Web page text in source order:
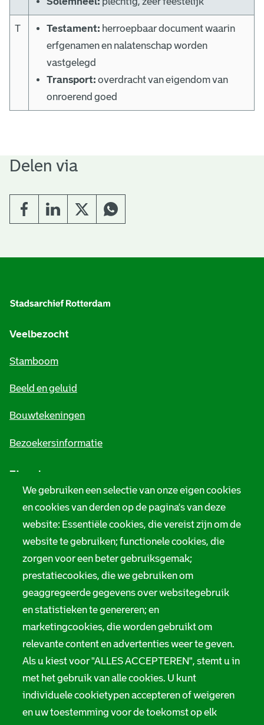
We gebruiken een selectie van onze eigen cookies
en cookies van derden op de pagina's van deze
website: Essentiële cookies, die vereist zijn om de
website te gebruiken; functionele cookies, die
zorgen voor een beter gebruiksgemak;
prestatiecookies, die we gebruiken om
geaggregeerde gegevens over websitegebruik
en statistieken te genereren; en
marketingcookies, die worden gebruikt om
relevante content en advertenties weer te geven.
Als u kiest voor "ALLES ACCEPTEREN", stemt u in
met het gebruik van alle cookies. U kunt
individuele cookietypen accepteren of weigeren
en uw toestemming voor de toekomst op elk
T Testament: herroepbaar document waarin
erfgenamen en nalatenschap worden
vastgelegd
Transport: overdracht van eigendom van
onroerend goed
Delen via
Veelbezocht
Stamboom
Beeld en geluid
Bouwtekeningen
Bezoekersinformatie
Zie ook
Privacy
Digitale toegankelijkheid
Servicenormen
Melding taalgebruik
Suggesties en opmerkingen
Stadsarchief Rotterdam
Hofdijk 651, 3032 CG Rotterdam